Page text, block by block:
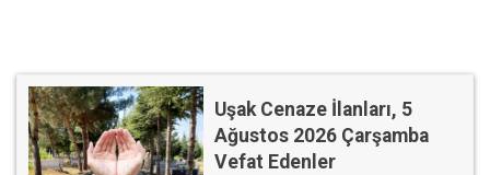
Uşak Cenaze İlanları, 5
Ağustos 2026 Çarşamba
Vefat Edenler